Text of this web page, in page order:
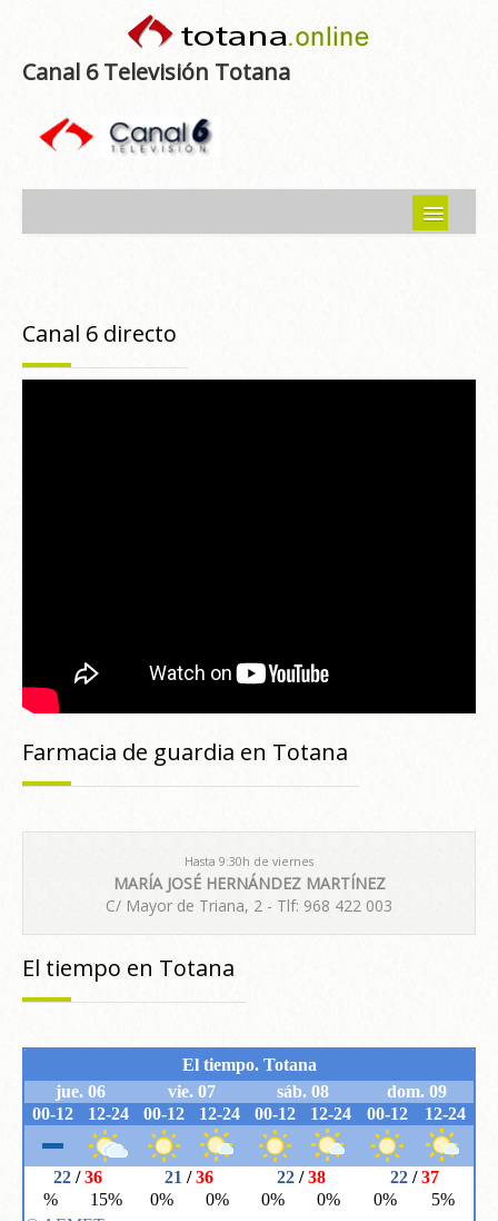
Canal 6 Televisión Totana
Programas emitidos
Canal 6 directo
Farmacia de guardia en Totana
Hasta 9:30h de viernes
MARÍA JOSÉ HERNÁNDEZ MARTÍNEZ
C/ Mayor de Triana, 2 - Tlf: 968 422 003
El tiempo en Totana